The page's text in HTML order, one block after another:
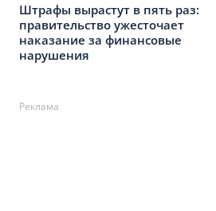
Штрафы вырастут в пять раз:
правительство ужесточает
наказание за финансовые
нарушения
Реклама